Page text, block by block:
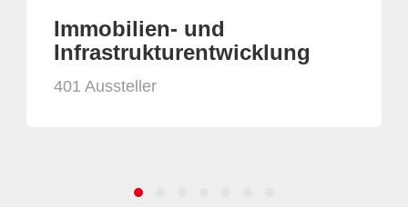
Immobilien- und
Infrastrukturentwicklung
401 Aussteller